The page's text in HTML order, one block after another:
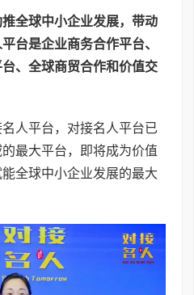
推全球中小企业发展，带动
台是企业商务合作平台、
、全球商贸合作和价值交
人平台，对接名人平台已
最大平台，即将成为价值
全球中小企业发展的最大